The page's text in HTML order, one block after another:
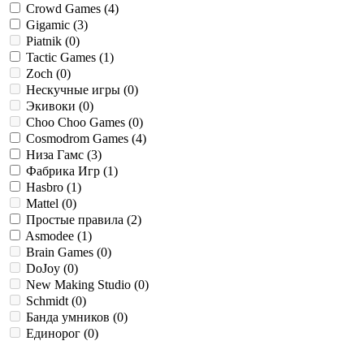
Crowd Games (4)
Gigamic (3)
Piatnik (0)
Tactic Games (1)
Zoch (0)
Нескучные игры (0)
Экивоки (0)
Choo Choo Games (0)
Cosmodrom Games (4)
Низа Гамс (3)
Фабрика Игр (1)
Hasbro (1)
Mattel (0)
Простые правила (2)
Asmodee (1)
Brain Games (0)
DoJoy (0)
New Making Studio (0)
Schmidt (0)
Банда умников (0)
Единорог (0)